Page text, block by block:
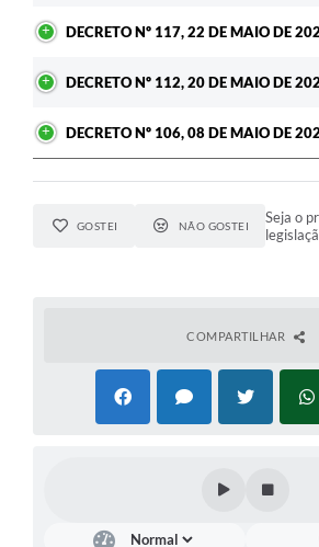
DECRETO Nº 117, 22 DE MAIO DE
DECRETO Nº 112, 20 DE MAIO DE
DECRETO Nº 106, 08 DE MAIO DE
GOSTEI NÃO GOSTEI
Seja o
COMPARTILHAR